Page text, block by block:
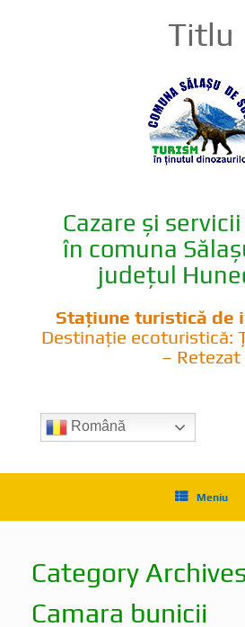
Titlu
Cazare și
în comuna
județul
Stațiune turistică de
Destinație ecoturistică:
– Retezat
Română
Meniu
Category
Camara bunicii